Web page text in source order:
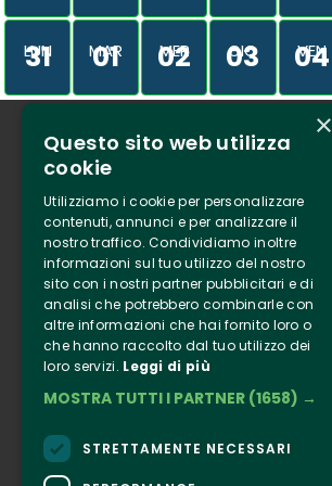
LUN
31 MAR
01 MER
02 GIO
03 VEN
04
Chi siamo
Tenuta Selvaggia
Contatti
Biglietteria
Clappit
Informazione
Seguici
Facebook
×
Questo sito web utilizza
cookie
Utilizziamo i cookie per personalizzare
contenuti, annunci e per analizzare il
nostro traffico. Condividiamo inoltre
informazioni sul tuo utilizzo del nostro
sito con i nostri partner pubblicitari e di
analisi che potrebbero combinarle con
altre informazioni che hai fornito loro o
che hanno raccolto dal tuo utilizzo dei
loro servizi. Leggi di più
MOSTRA TUTTI I PARTNER (1658) →
STRETTAMENTE NECESSARI